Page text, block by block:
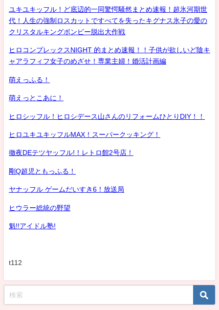
ユキユキッフル！ど底辺的一同驚愕騒然まとめ速報！超氷河期世
代！人生の強制ロスカットですべてを失ったキグナス氷子の愛の
クリスタルキングボンビー脱出大作戦
ヒロコンプレックスNIGHT 的まとめ速報！！子供が欲しいど陰キ
ャアラフィフ女子のめざせ！専業主婦！婚活計画編
萌えっふる！
萌えっとこあに！
ヒロシッフル！ヒロシデース山さんのリフォームひとりDIY！！
ヒロユキユキッフルMAX！スーパークッキング！
徹夜DEテツヤッフル!！レトロ館2号店！
剛Q超児ともっふる！
ヤナッフル ゲームだいすき6！放送局
ヒウラー総統の野望
魁!!アイドル塾!
t112